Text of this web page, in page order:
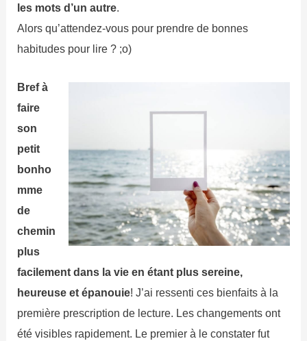
les mots d’un autre.
Alors qu’attendez-vous pour prendre de bonnes
habitudes pour lire ? ;o)
Bref à
faire
son
petit
bonho
mme
de
chemin
plus
facilement dans la vie en étant plus sereine,
heureuse et épanouie! J’ai ressenti ces bienfaits à la
première prescription de lecture. Les changements ont
été visibles rapidement. Le premier à le constater fut